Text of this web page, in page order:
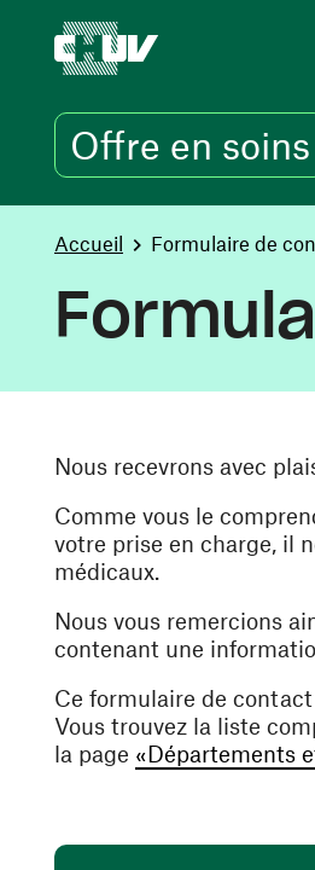
Offre en soins
You are here:
Accueil Formulaire de
Nous recevrons avec
Comme vous le
votre prise en charge, il
médicaux.
Nous vous remercions
contenant une
Ce formulaire de
Vous trouvez la liste
la page «Départements